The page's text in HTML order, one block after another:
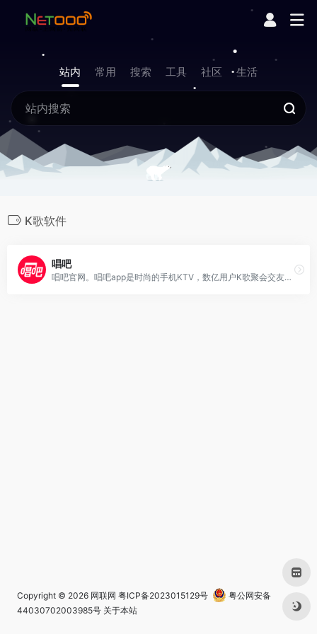
站内 常用 搜索 工具 社区 生活
K歌软件
唱吧
唱吧官网。唱吧app是时尚的手机KTV，数亿用户K歌聚会交友，一键修音美化声音。唱吧K歌宝是自带音箱的麦克风，颜值高声音好，明星都在用，在家K歌的神器。
Copyright © 2026 网联网 粤ICP备2023015129号
粤公网安备
44030702003985号 关于本站